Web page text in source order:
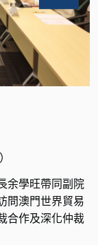
）
余學旺帶同副院
問澳門世界貿易
合作及深化仲裁